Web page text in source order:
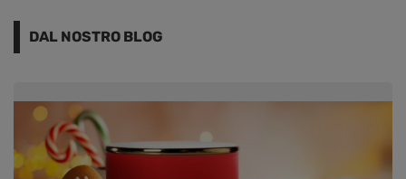
DAL NOSTRO BLOG